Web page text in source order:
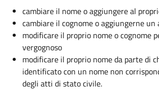
cambiare il nome o aggiungere al
cambiare il cognome o aggiungerne
modificare il proprio nome o cognome
vergognoso
modificare il proprio nome da parte di
identificato con un nome non
degli atti di stato civile.